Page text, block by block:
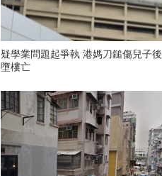
疑學業問題起爭執 港媽刀鎚傷兒子後
墮樓亡